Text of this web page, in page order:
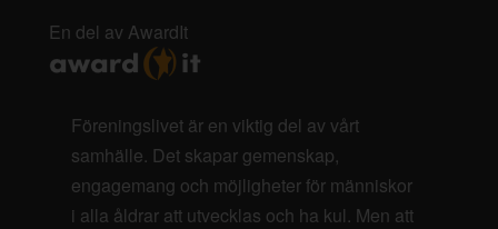
En del av AwardIt
Föreningslivet är en viktig del av vårt
samhälle. Det skapar gemenskap,
engagemang och möjligheter för människor
i alla åldrar att utvecklas och ha kul. Men att